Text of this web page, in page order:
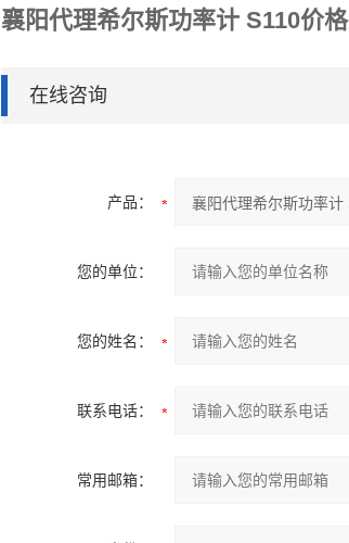
襄阳代理希尔斯功率计 S110价格
在线咨询
产品：
您的单位：
您的姓名：
联系电话：
常用邮箱：